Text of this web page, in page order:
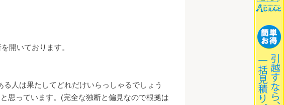
開いております。
人は果たしてどれだけいらっしゃるでしょう
思っています。(完全な独断と偏見なので根拠は